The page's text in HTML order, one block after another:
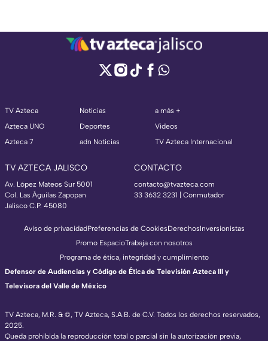
TV Azteca
Azteca UNO
Azteca 7
Noticias
Deportes
adn Noticias
a más +
Videos
TV Azteca Internacional
TV AZTECA JALISCO
Av. López Mateos Sur 5001
Col. Las Águilas Zapopan
Jalisco C.P. 45080
CONTACTO
contacto@tvazteca.com
33 3632 3231 | Conmutador
TV Azteca, M.R. & ©, TV Azteca, S.A.B. de C.V. Todos los derechos reservados,
2025.
Queda prohibida la reproducción total o parcial sin la autorización previa,
Aviso de privacidadPreferencias de CookiesDerechosInversionistas
Promo EspacioTrabaja con nosotros
Programa de ética, integridad y cumplimiento
Defensor de Audiencias y Código de Ética de Televisión Azteca III y
Televisora del Valle de México